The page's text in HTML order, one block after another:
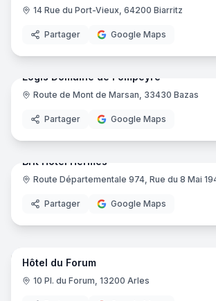
14 Rue du Port-Vieux, 64200 Biarritz
Partager Google Maps
Logis Domaine de Fompeyre
Route de Mont de Marsan, 33430 Bazas
Partager Google Maps
Brit Hotel Hermes
Partager Google Maps
Hôtel du Forum
10 Pl. du Forum, 13200 Arles